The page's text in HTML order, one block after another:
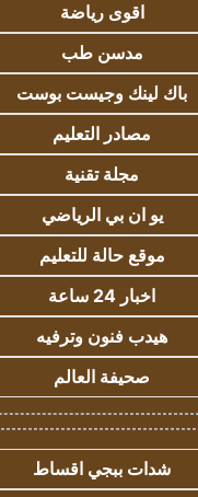
اقوى رياضة
مدسن طب
باك لينك وجيست بوست
مصادر التعليم
مجلة تقنية
يو ان بي الرياضي
موقع حالة للتعليم
اخبار 24 ساعة
هيدب فنون وترفيه
صحيفة العالم
شدات ببجي اقساط